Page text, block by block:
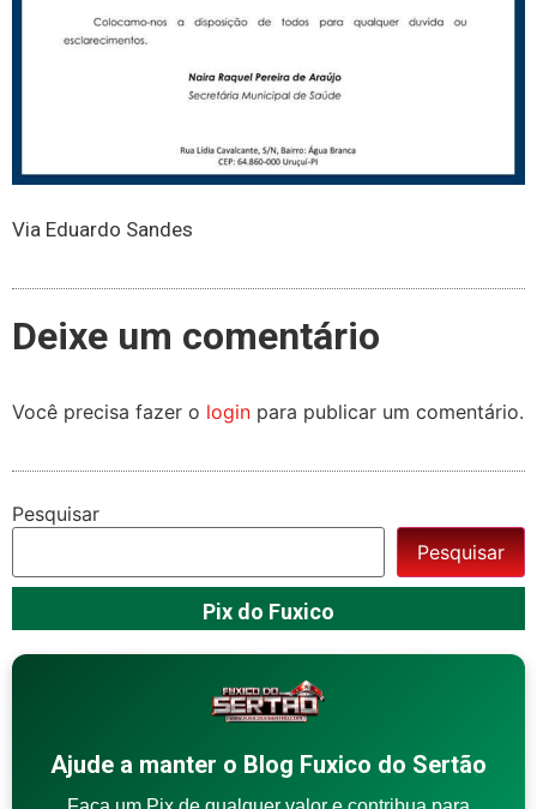
Via Eduardo Sandes
Deixe um comentário
Você precisa fazer o login para publicar um comentário.
Pesquisar
Pesquisar
Pix do Fuxico
Ajude a manter o Blog Fuxico do Sertão